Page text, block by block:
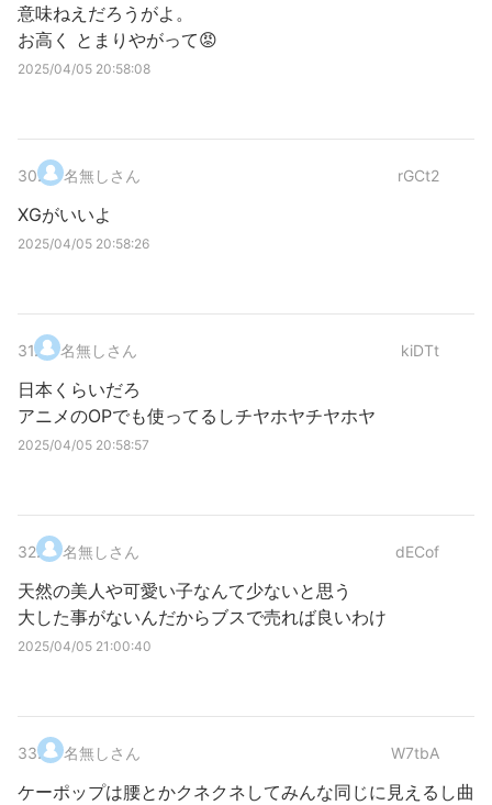
意味ねえだろうがよ。
お高く とまりやがって😡
2025/04/05 20:58:08
30. 名無しさん rGCt2
XGがいいよ
2025/04/05 20:58:26
31. 名無しさん kiDTt
日本くらいだろ
アニメのOPでも使ってるしチヤホヤチヤホヤ
2025/04/05 20:58:57
32. 名無しさん dECof
天然の美人や可愛い子なんて少ないと思う
大した事がないんだからブスで売れば良いわけ
2025/04/05 21:00:40
33. 名無しさん W7tbA
ケーポップは腰とかクネクネしてみんな同じに見えるし曲